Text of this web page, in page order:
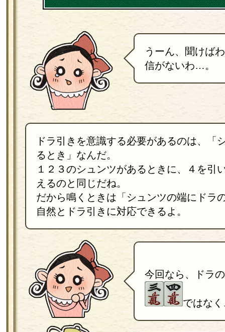
うーん、聞けば
信がないわ…。
ドラ引きを意識する必要があるのは、「
るとき」なんだ。
１２３のシュンツがあるときに、４を
えるのと同じだね。
だから鳴くときは「シュンツの端にドラ
自然とドラ引きに対応できるよ。
今回なら、ドラの
ではな